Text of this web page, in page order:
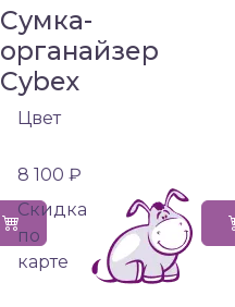
Сумка-
органайзер
Cybex
Цвет
8 100 ₽
Cкидка
по
карте